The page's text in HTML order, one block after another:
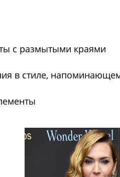
с размытыми краями
в стиле,